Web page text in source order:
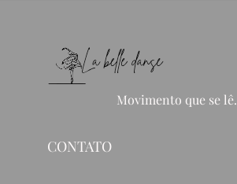
Movimento que se lê.
CONTATO